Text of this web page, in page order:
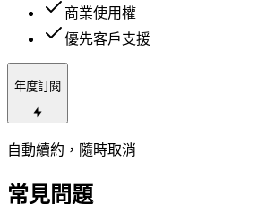
商業使用權
優先客戶支援
年度訂閱
自動續約，隨時取消
常見問題